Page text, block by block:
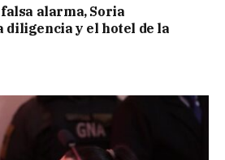
alarma, Soria
diligencia y el hotel de la